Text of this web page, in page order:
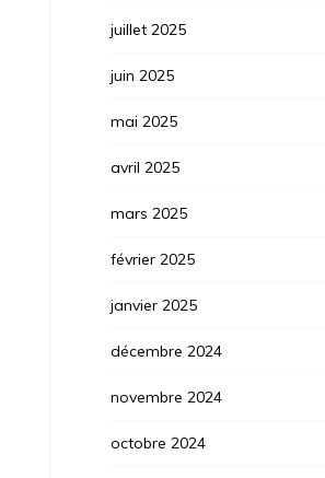
juillet 2025
juin 2025
mai 2025
avril 2025
mars 2025
février 2025
janvier 2025
décembre 2024
novembre 2024
octobre 2024